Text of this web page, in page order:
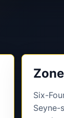
Six-
Seyne-